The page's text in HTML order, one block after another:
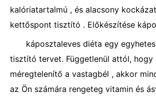
kalóriatartalmú , és alacsony
kettőspont tisztító . Előkészítése
káposztaleves diéta egy
tisztító tervet. Függetlenül attól, hogy
méregtelenítő a vastagbél , akkor
az Ön számára rengeteg vitamin és